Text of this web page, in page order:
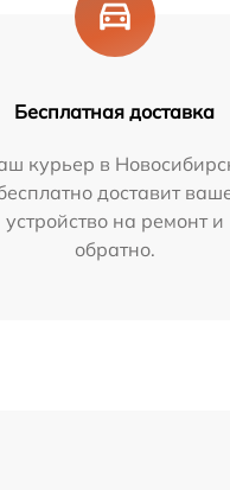
Бесплатная доставка
курьер в
доставит
устройство на ремонт и
обратно.